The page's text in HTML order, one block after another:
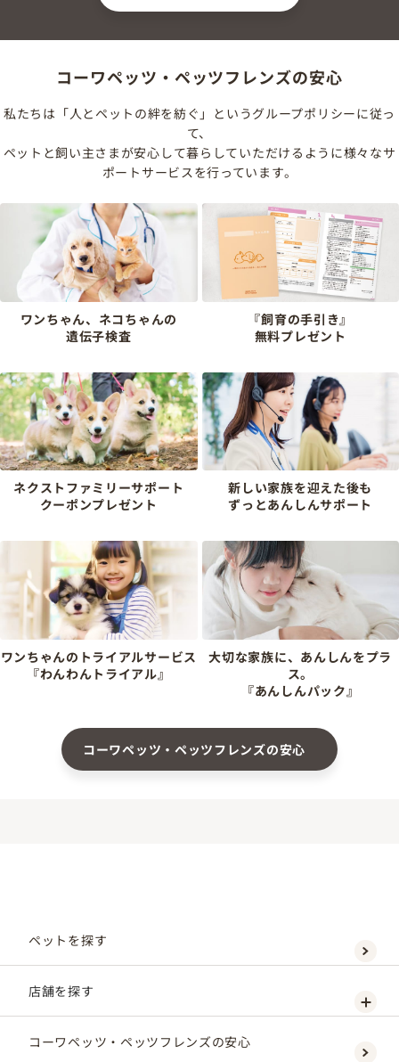
コーワペッツ・ペッツフレンズの安心
私たちは「人とペットの絆を紡ぐ」というグループポリシーに従っ
て、
ペットと飼い主さまが安心して暮らしていただけるように様々なサ
ポートサービスを行っています。
ワンちゃん、ネコちゃんの
遺伝子検査
『飼育の手引き』
無料プレゼント
ネクストファミリーサポート
クーポンプレゼント
新しい家族を迎えた後も
ずっとあんしんサポート
ワンちゃんのトライアルサービス
『わんわんトライアル』
大切な家族に、あんしんをプラ
ス。
『あんしんパック』
コーワペッツ・ペッツフレンズの安心
ペットを探す
店舗を探す
コーワペッツ・ペッツフレンズの安心